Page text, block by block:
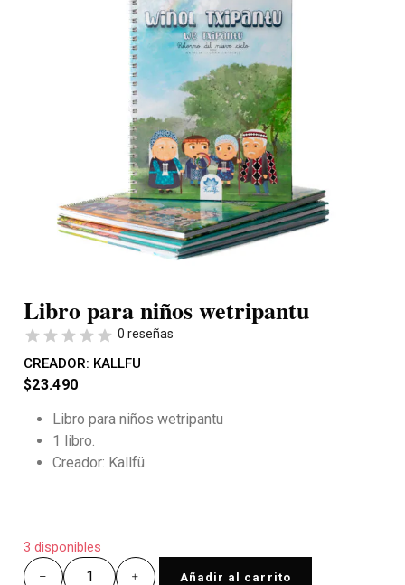
Libro para niños wetripantu
0 reseñas
CREADOR: KALLFU
$23.490
Libro para niños wetripantu
1 libro.
Creador: Kallfü.
3 disponibles
Añadir al carrito